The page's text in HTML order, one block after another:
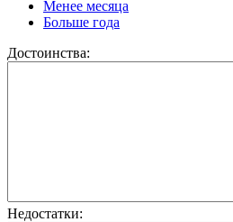
Менее месяца
Больше года
Достоинства:
Недостатки: